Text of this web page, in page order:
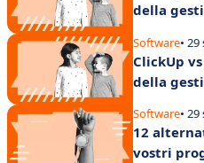
della
Software•
ClickUp
della
Software•
12
vostri